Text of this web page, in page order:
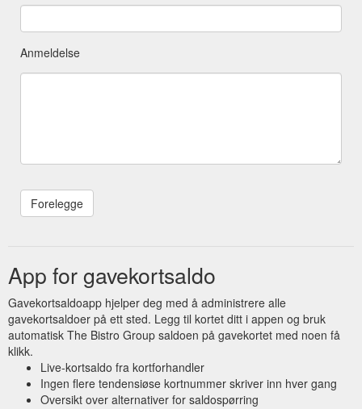
Anmeldelse
App for gavekortsaldo
Gavekortsaldoapp hjelper deg med å administrere alle
gavekortsaldoer på ett sted. Legg til kortet ditt i appen og bruk
automatisk The Bistro Group saldoen på gavekortet med noen få
klikk.
Live-kortsaldo fra kortforhandler
Ingen flere tendensiøse kortnummer skriver inn hver gang
Oversikt over alternativer for saldospørring